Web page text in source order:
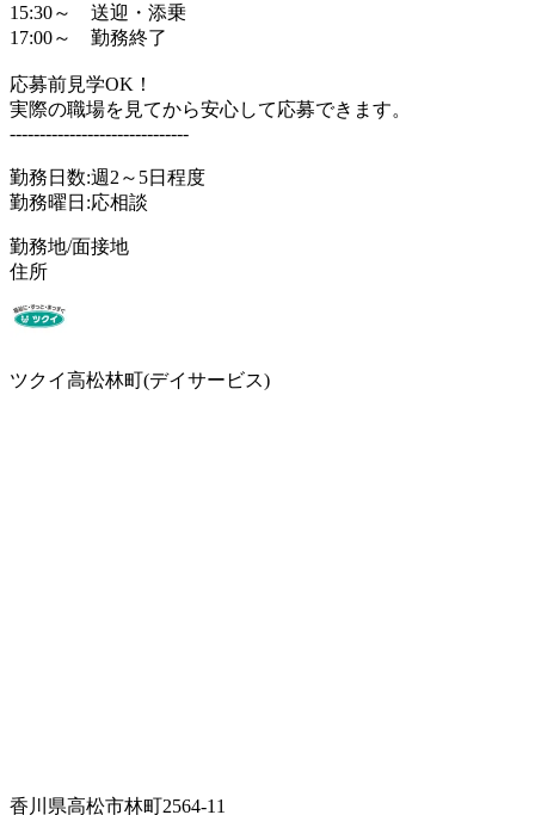
15:30～ 送迎・添乗
17:00～ 勤務終了
応募前見学OK！
実際の職場を見てから安心して応募できます。
------------------------------
勤務日数:週2～5日程度
勤務曜日:応相談
勤務地/面接地
住所
ツクイ高松林町(デイサービス)
香川県高松市林町2564-11